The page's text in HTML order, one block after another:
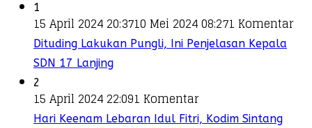
1
15 April 2024 20:3710 Mei 2024 08:271 Komentar
Dituding Lakukan Pungli, Ini Penjelasan Kepala
SDN 17 Lanjing
2
15 April 2024 22:091 Komentar
Hari Keenam Lebaran Idul Fitri, Kodim Sintang